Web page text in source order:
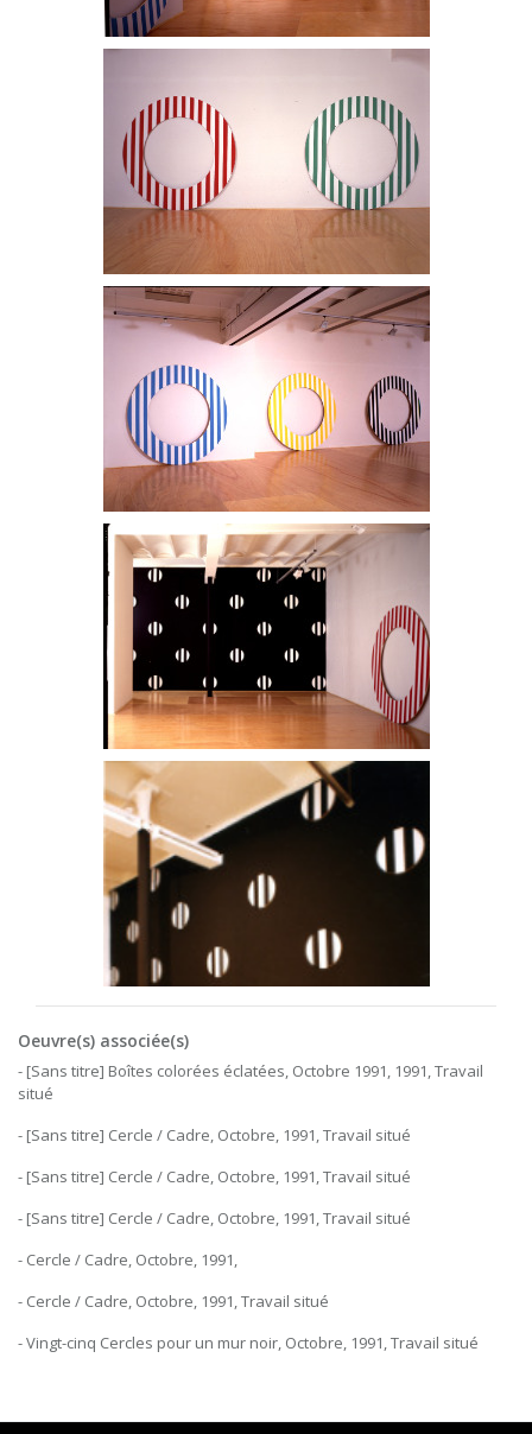
Oeuvre(s) associée(s)
- [Sans titre] Boîtes colorées éclatées, Octobre 1991, 1991, Travail
situé
- [Sans titre] Cercle / Cadre, Octobre, 1991, Travail situé
- [Sans titre] Cercle / Cadre, Octobre, 1991, Travail situé
- [Sans titre] Cercle / Cadre, Octobre, 1991, Travail situé
- Cercle / Cadre, Octobre, 1991,
- Cercle / Cadre, Octobre, 1991, Travail situé
- Vingt-cinq Cercles pour un mur noir, Octobre, 1991, Travail situé